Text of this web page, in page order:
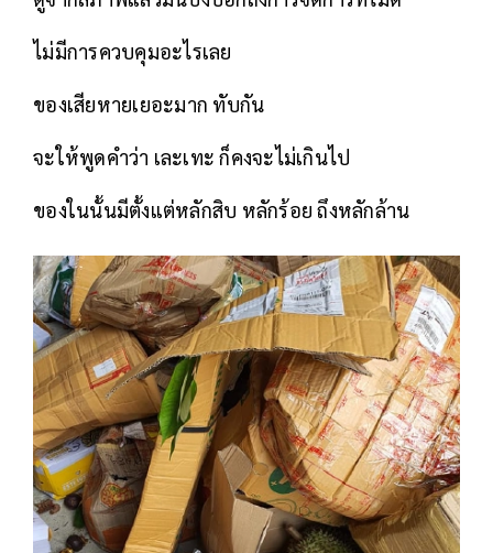
ไม่มีการควบคุมอะไรเลย
ของเสียหายเยอะมาก ทับกัน
จะให้พูดคำว่า เละเทะ ก็คงจะไม่เกินไป
ของในนั้นมีตั้งแต่หลักสิบ หลักร้อย ถึงหลักล้าน